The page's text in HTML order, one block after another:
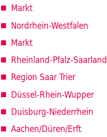
Markt
Nordrhein-Westfalen
Markt
Rheinland-Pfalz-Saarland
Region Saar Trier
Düssel-Rhein-Wupper
Duisburg-Niederrhein
Aachen/Düren/Erft